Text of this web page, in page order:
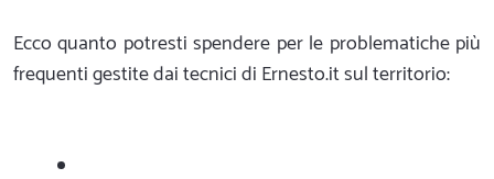
Ecco quanto potresti spendere per le problematiche più
frequenti gestite dai tecnici di Ernesto.it sul territorio: